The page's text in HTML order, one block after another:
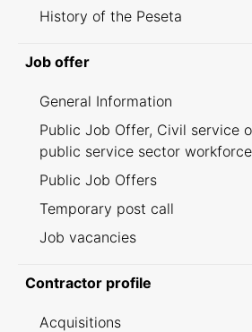
History of the Peseta
Job offer
General Information
Public Job Offer, Civil service
public service sector workforce
Public Job Offers
Temporary post call
Job vacancies
Contractor profile
Acquisitions